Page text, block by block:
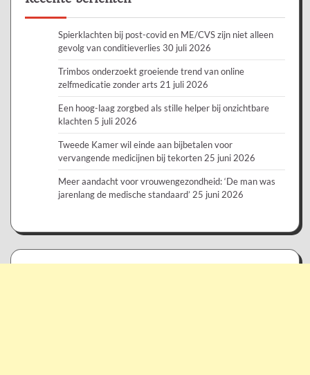
Spierklachten bij post-covid en ME/CVS zijn niet alleen
gevolg van conditieverlies 30 juli 2026
Trimbos onderzoekt groeiende trend van online
zelfmedicatie zonder arts 21 juli 2026
Een hoog-laag zorgbed als stille helper bij onzichtbare
klachten 5 juli 2026
Tweede Kamer wil einde aan bijbetalen voor
vervangende medicijnen bij tekorten 25 juni 2026
Meer aandacht voor vrouwengezondheid: ‘De man was
jarenlang de medische standaard’ 25 juni 2026